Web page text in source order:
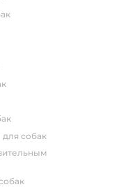
собак